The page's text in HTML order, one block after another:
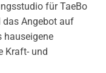
für TaeBo
das Angebot auf
hauseigene
Kraft- und